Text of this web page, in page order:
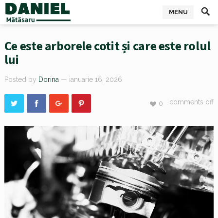
MENU
Ce este arborele cotit și care este rolul
lui
Posted by Dorina — ianuarie 16, 2026
comments off
0